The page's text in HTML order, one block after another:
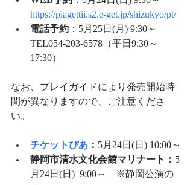
https://piagettii.s2.e-get.jp/shizukyo/pt/
電話予約 ：5月25日(月) 9:30～
TEL054-203-6578（平日9:30～
17:30）
なお、プレイガイドにより発売開始時
間が異なりますので、ご注意くださ
い。
チケットぴあ ： 5月24日(日) 10:00～
静岡市清水文化会館マリナート： 5
月24日(日)  9:00～　※静岡公演の